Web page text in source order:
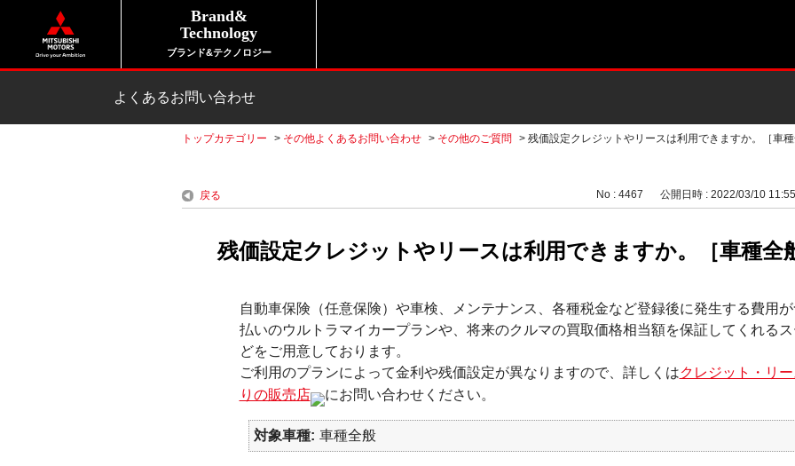
Brand&
Technology
ブランド&テクノロジー
よくあるお問い合わせ
トップカテゴリー > その他よくあるお問い合わせ > その他のご質問 > 残価設定クレジットやリースは利用できますか。［車
戻る No : 4467 公開日時 : 2022/03/10 11:55
残価設定クレジットやリースは利用できますか。［車種全
自動車保険（任意保険）や車検、メンテナンス、各種税金など登録後に発生する費用
払いのウルトラマイカープランや、将来のクルマの買取価格相当額を保証してくれる
どをご用意しております。
ご利用のプランによって金利や残価設定が異なりますので、詳しくはクレジット・リ
りの販売店
にお問い合わせください。
対象車種 車種全般